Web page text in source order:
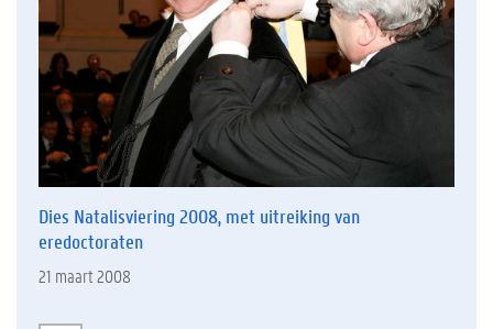
Dies Natalisviering 2008, met uitreiking van
eredoctoraten
21 maart 2008